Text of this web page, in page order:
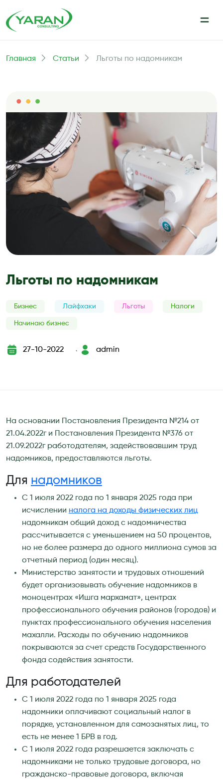
Главная Статьи Льготы по надомникам
Льготы по надомникам
Бизнес Лайфхаки Льготы Налоги
Начинаю бизнес
27-10-2022
`
admin
На основании Постановления Президента №214 от
21.04.2022г и Постановления Президента №376 от
21.09.2022г работодателям, задействовавшим труд
надомников, предоставляются льготы.
Для надомников
С 1 июля 2022 года по 1 января 2025 года при
исчислении налога на доходы физических лиц
надомникам общий доход с надомничества
рассчитывается с уменьшением на 50 процентов,
но не более размера до одного миллиона сумов за
отчетный период (один месяц).
Министерство занятости и трудовых отношений
будет организовывать обучение надомников в
моноцентрах «Ишга мархамат», центрах
профессионального обучения районов (городов) и
пунктах профессионального обучения населения
махалли. Расходы по обучению надомников
покрываются за счет средств Государственного
фонда содействия занятости.
Для работодателей
С 1 июля 2022 года по 1 января 2025 года
надомники оплачивают социальный налог в
порядке, установленном для самозанятых лиц, то
есть не менее 1 БРВ в год.
С 1 июля 2022 года разрешается заключать с
надомниками не только трудовые договора, но
гражданско-правовые договора, включая